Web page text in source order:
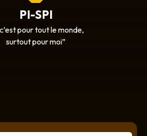
PI-SPI
pour tout le monde,
surtout pour moi”